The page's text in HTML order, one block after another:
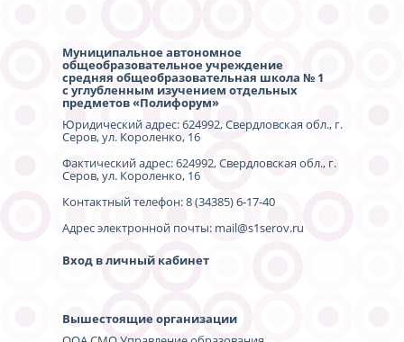
Муниципальное автономное
общеобразовательное учреждение
средняя общеобразовательная школа № 1
с углубленным изучением отдельных
предметов «Полифорум»
Юридический адрес: 624992, Свердловская обл., г.
Серов, ул. Короленко, 16
Фактический адрес: 624992, Свердловская обл., г.
Серов, ул. Короленко, 16
Контактный телефон: 8 (34385) 6-17-40
Адрес электронной почты: mail@s1serov.ru
Вход в личный кабинет
Вышестоящие организации